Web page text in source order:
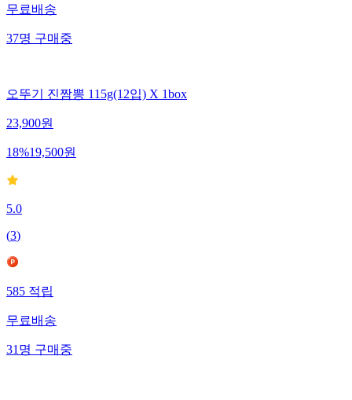
무료배송
37명구매중
오뚜기 진짬뽕 115g(12입) X 1box
23,900원
18%19,500원
5.0
(3)
585적립
무료배송
31명구매중